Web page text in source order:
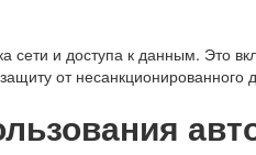
сети и доступа к данным. Это
от несанкционированного